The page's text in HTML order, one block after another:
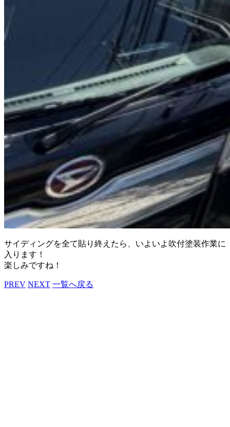
サイディングを全て貼り終えたら、いよいよ吹付塗装作業に
入ります！
楽しみですね！
PREV NEXT 一覧へ戻る